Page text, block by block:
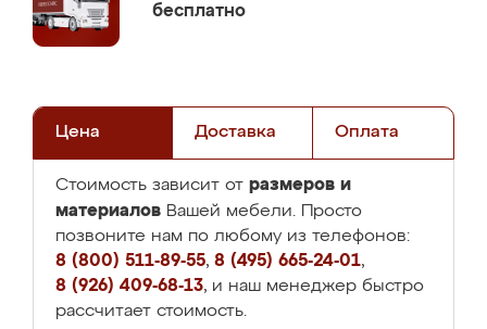
бесплатно
Цена Доставка Оплата
Стоимость зависит от размеров и
материалов Вашей мебели. Просто
позвоните нам по любому из телефонов:
8 (800) 511-89-55, 8 (495) 665-24-01,
8 (926) 409-68-13, и наш менеджер быстро
рассчитает стоимость.